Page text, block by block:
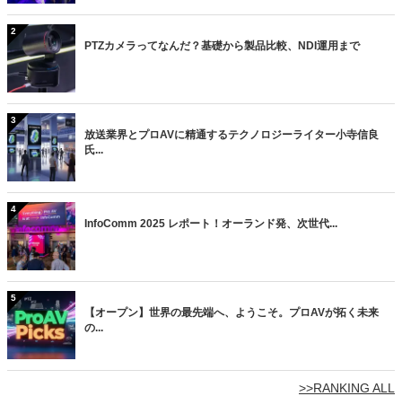
2
PTZカメラってなんだ？基礎から製品比較、NDI運用まで
3
放送業界とプロAVに精通するテクノロジーライター小寺信良
氏...
4
InfoComm 2025 レポート！オーランド発、次世代...
5
【オープン】世界の最先端へ、ようこそ。プロAVが拓く未来
の...
>>RANKING ALL